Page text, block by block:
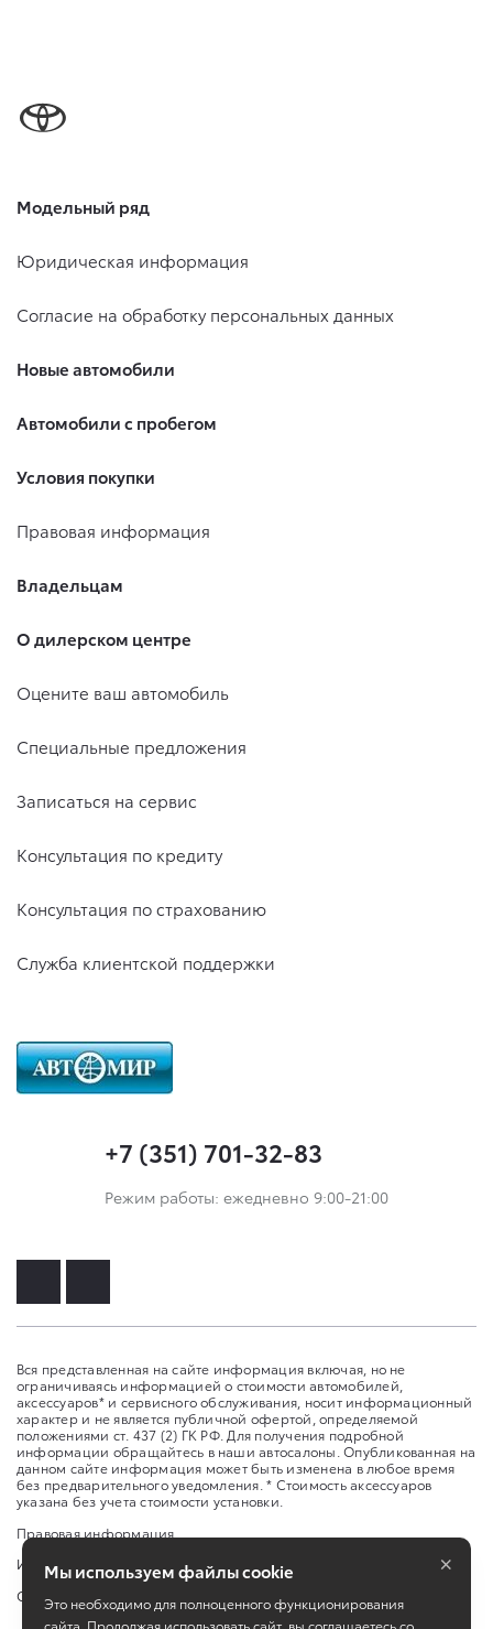
Модельный ряд
Юридическая информация
Согласие на обработку персональных данных
Новые автомобили
Автомобили с пробегом
Условия покупки
Правовая информация
Владельцам
О дилерском центре
Оцените ваш автомобиль
Специальные предложения
Записаться на сервис
Консультация по кредиту
Консультация по страхованию
Служба клиентской поддержки
+7 (351) 701-32-83
Режим работы: ежедневно 9:00-21:00
Вся представленная на сайте информация включая, но не
ограничиваясь информацией о стоимости автомобилей,
аксессуаров* и сервисного обслуживания, носит информационный
характер и не является публичной офертой, определяемой
положениями ст. 437 (2) ГК РФ. Для получения подробной
информации обращайтесь в наши автосалоны. Опубликованная на
данном сайте информация может быть изменена в любое время
без предварительного уведомления. * Стоимость аксессуаров
указана без учета стоимости установки.
Правовая информация
Изменить настройку cookies
Сбросить cookie
Мы используем файлы cookie
Это необходимо для полноценного функционирования
сайта. Продолжая использовать сайт, вы соглашаетесь со
×